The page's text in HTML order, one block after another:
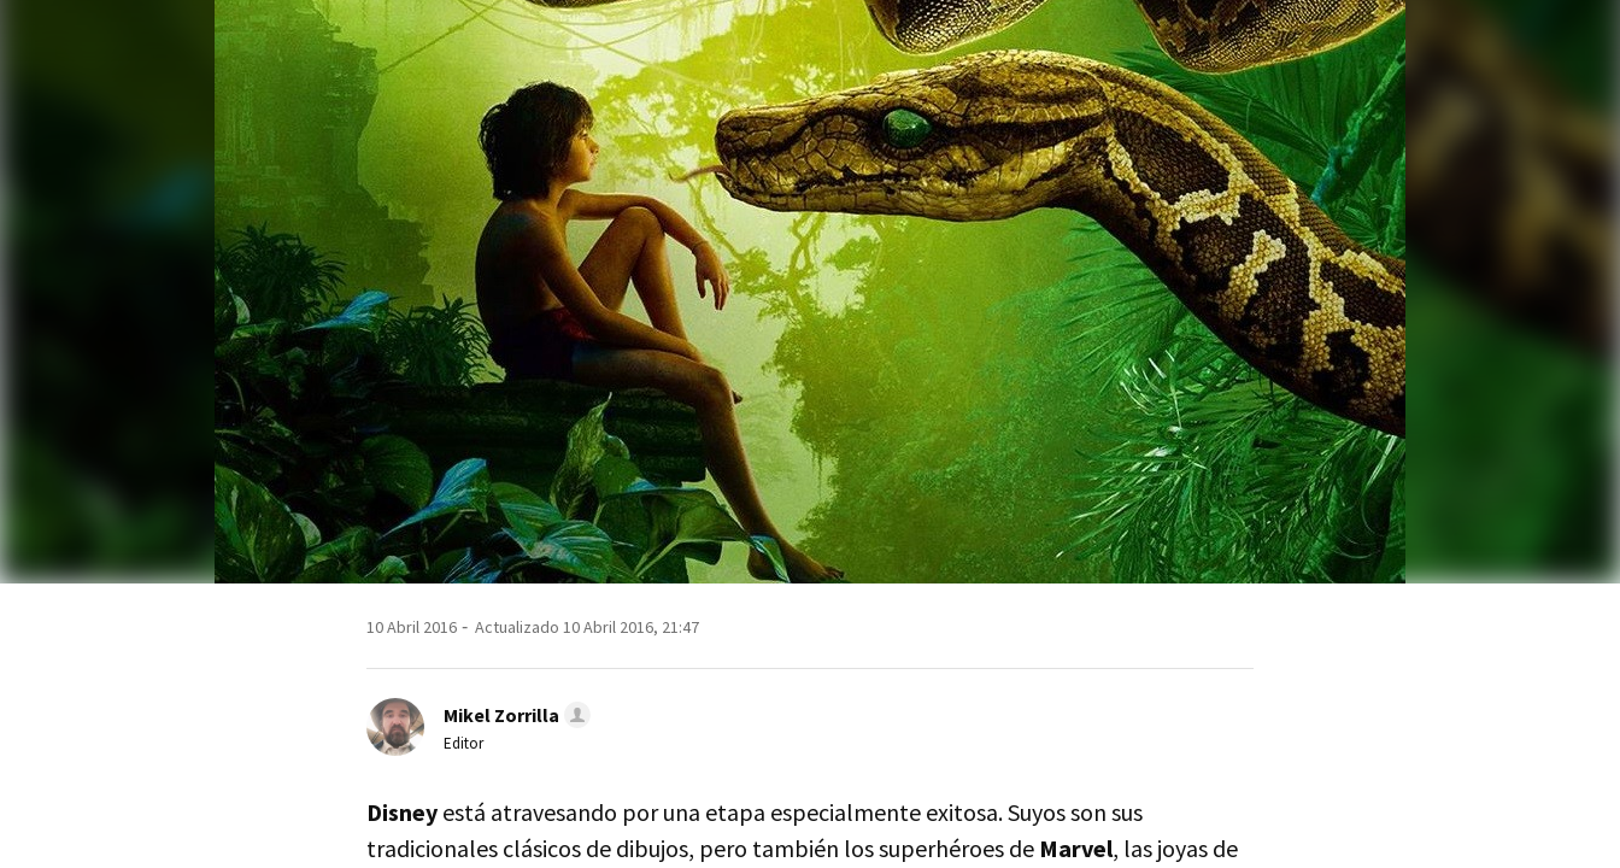
10 Abril 2016 Actualizado 10 Abril 2016, 21:47
Mikel Zorrilla
Editor
Disney está atravesando por una etapa especialmente exitosa. Suyos son sus
tradicionales clásicos de dibujos, pero también los superhéroes de Marvel, las joyas de